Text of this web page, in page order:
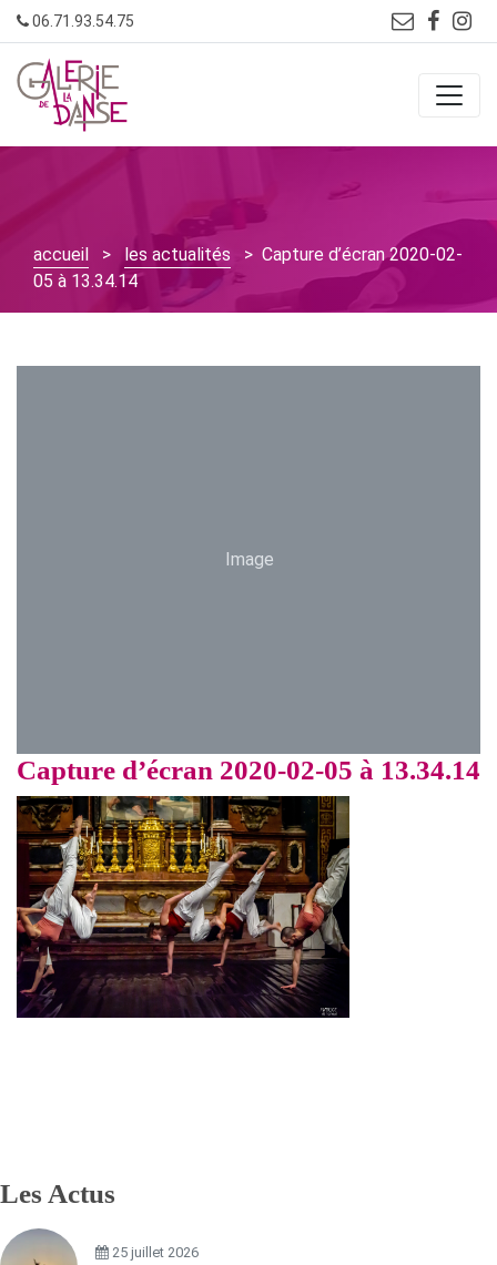
Skip
to
content
06.71.93.54.75
accueil > les actualités > Capture d’écran 2020-02-
05 à 13.34.14
Image
Capture d’écran 2020-02-05 à 13.34.14
Les Actus
25 juillet 2026